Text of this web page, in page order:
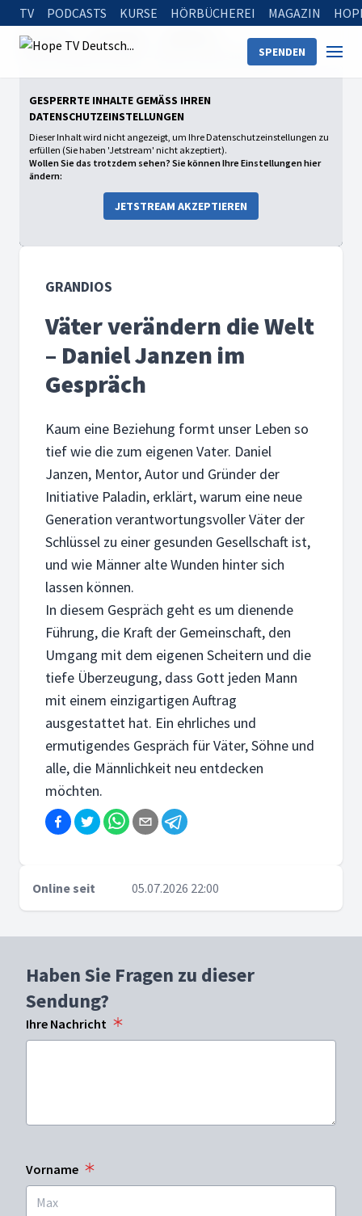
TV PODCASTS KURSE HÖRBÜCHEREI MAGAZIN
SPENDEN
Startseite
Väter verändern die Welt – Daniel Janzen im Gespräch
GESPERRTE INHALTE GEMÄSS IHREN D
ATENSCHUTZEINSTELLUNGEN
Dieser Inhalt wird nicht angezeigt, um Ihre Datenschutzeinstellungen zu
erfüllen (Sie haben 'Jetstream' nicht akzeptiert).
Wollen Sie das trotzdem sehen? Sie können Ihre Einstellungen hier
ändern:
JETSTREAM AKZEPTIEREN
GRANDIOS
Väter verändern die Welt
– Daniel Janzen im
Gespräch
Kaum eine Beziehung formt unser Leben so
tief wie die zum eigenen Vater. Daniel
Janzen, Mentor, Autor und Gründer der
Initiative Paladin, erklärt, warum eine neue
Generation verantwortungsvoller Väter der
Schlüssel zu einer gesunden Gesellschaft ist,
und wie Männer alte Wunden hinter sich
lassen können.
In diesem Gespräch geht es um dienende
Führung, die Kraft der Gemeinschaft, den
Umgang mit dem eigenen Scheitern und die
tiefe Überzeugung, dass Gott jeden Mann
mit einem einzigartigen Auftrag
ausgestattet hat. Ein ehrliches und
ermutigendes Gespräch für Väter, Söhne und
alle, die Männlichkeit neu entdecken
möchten.
Online seit 05.07.2026 22:00
Haben Sie Fragen zu dieser
Sendung?
Ihre Nachricht
Vorname